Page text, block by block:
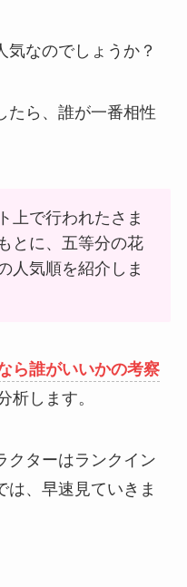
気なのでしょうか？
たら、誰が一番相性
上で行われたさま
とに、五等分の花
人気順を紹介しま
ら誰がいいかの考察
析します。
クターはランクイン
は、早速見ていきま